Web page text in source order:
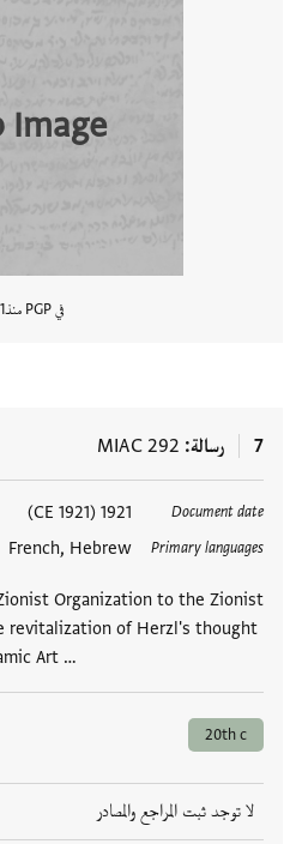
Image
في PGP منذ
7 رسالة MIAC 292
Document date
1921 (1921 CE)
Primary languages
French, Hebrew
Organization to the Zionist
revitalization of Herzl's thought
Art …
العلامات
20th c
لا توجد ثبت المراجع والمصادر